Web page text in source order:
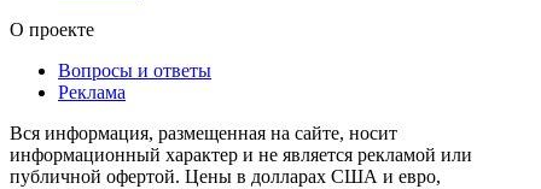
О проекте
Вопросы и ответы
Реклама
Вся информация, размещенная на сайте, носит
информационный характер и не является рекламой или
публичной офертой. Цены в долларах США и евро,